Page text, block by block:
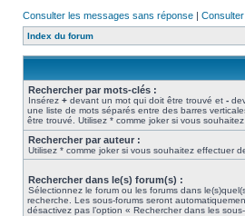
Consulter les messages sans réponse |
Index du forum
Rechercher par mots-clés :
Insérez + devant un mot qui doit être trouvé et -
une liste de mots séparés entre des barres
être trouvé. Utilisez * comme joker si vous
Rechercher par auteur :
Utilisez * comme joker si vous souhaitez effectuer
Rechercher dans le(s) forum(s) :
Sélectionnez le forum ou les forums dans
recherche. Les sous-forums seront
désactivez pas l’option « Rechercher dans les